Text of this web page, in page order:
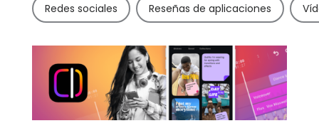
Precios
Historias
Redes sociales Reseñas de aplicaciones